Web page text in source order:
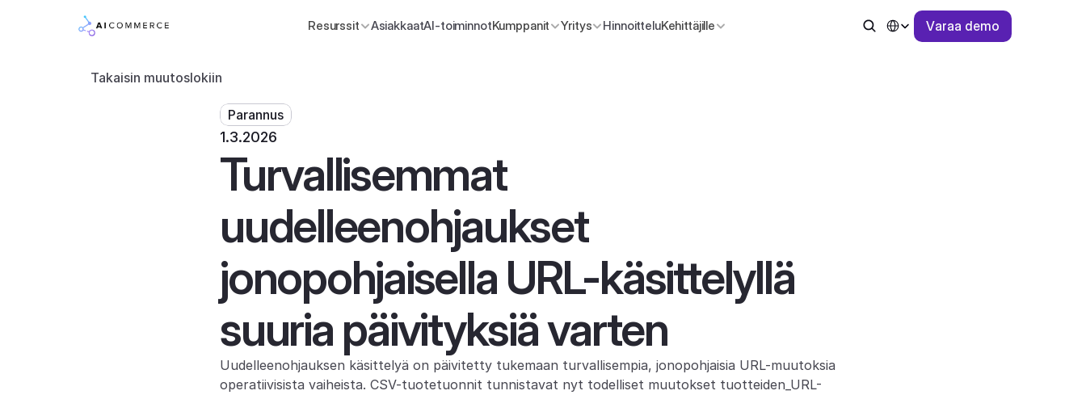
Resurssit AsiakkaatAI-toiminnotKumppanit Yritys HinnoitteluKehittäjille
Select Language
Varaa demo
Takaisin muutoslokiin
Parannus
1.3.2026
Turvallisemmat
uudelleenohjaukset
jonopohjaisella URL-käsittelyllä
suuria päivityksiä varten
Uudelleenohjauksen käsittelyä on päivitetty tukemaan turvallisempia, jonopohjaisia URL-muutoksia
operatiivisista vaiheista. CSV-tuotetuonnit tunnistavat nyt todelliset muutokset tuotteiden_URL-